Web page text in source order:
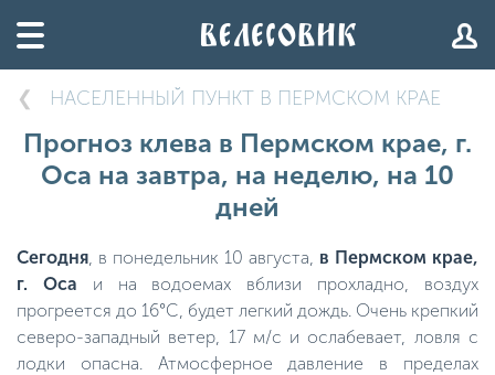
НАСЕЛЕННЫЙ ПУНКТ В ПЕРМСКОМ КРАЕ
Прогноз клева в Пермском крае, г.
Оса на завтра, на неделю, на 10
дней
Сегодня, в понедельник 10 августа, в Пермском крае,
г. Оса и на водоемах вблизи прохладно, воздух
прогреется до 16°C, будет легкий дождь. Очень крепкий
северо-западный ветер, 17 м/с и ослабевает, ловля с
лодки опасна. Атмосферное давление в пределах